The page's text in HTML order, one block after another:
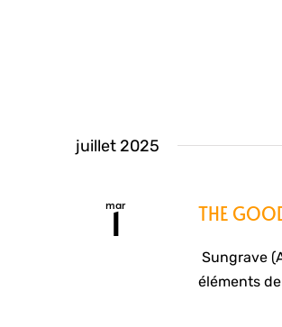
juillet 2025
mar
1 THE
Sungrave
éléments